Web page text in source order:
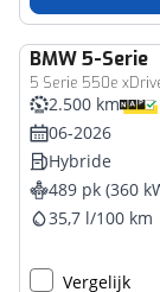
BMW5-Serie
5 Serie 550e
2.500 km
06-2026
Hybride
489 pk (360
35,7 l/100 km
Vergelijk